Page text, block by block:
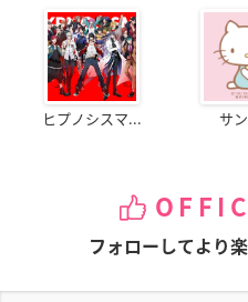
ヒプノシスマ... サ
フォローしてより